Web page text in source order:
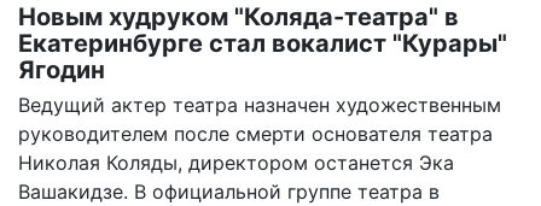
Новым худруком "Коляда-театра" в
Екатеринбурге стал вокалист "Курары"
Ягодин
Ведущий актер театра назначен художественным
руководителем после смерти основателя театра
Николая Коляды, директором останется Эка
Вашакидзе. В официальной группе театра в